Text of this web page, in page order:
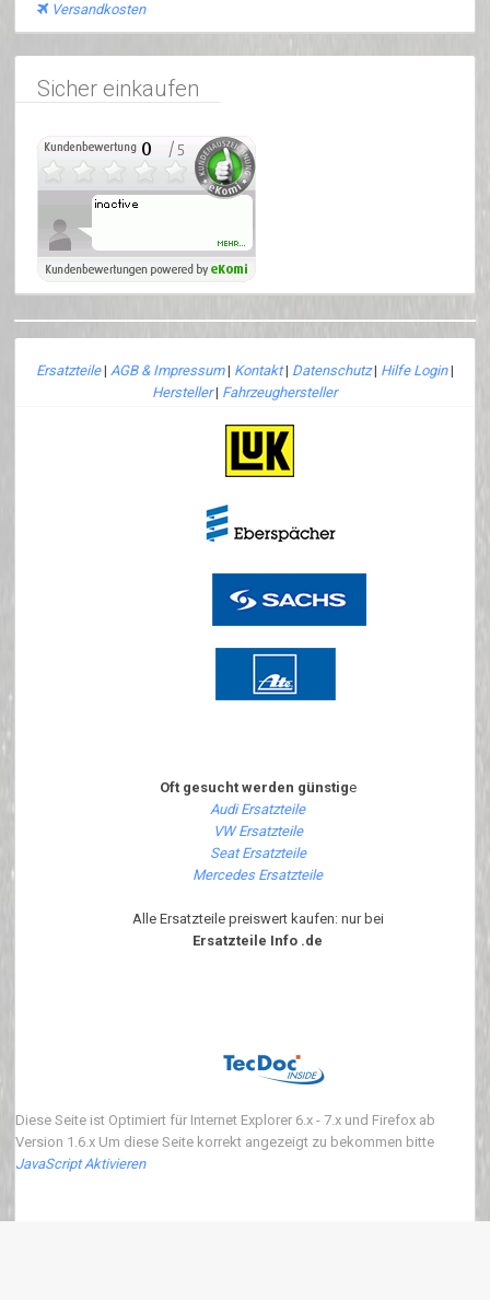
Versandkosten
Sicher einkaufen
Ersatzteile| AGB & Impressum| Kontakt| Datenschutz| Hilfe Login|
Hersteller| Fahrzeughersteller
Oft gesucht werden günstige
Audi Ersatzteile
VW Ersatzteile
Seat Ersatzteile
Mercedes Ersatzteile
Alle Ersatzteile preiswert kaufen: nur bei
Ersatzteile Info .de
Diese Seite ist Optimiert für Internet Explorer 6.x - 7.x und Firefox ab
Version 1.6.x Um diese Seite korrekt angezeigt zu bekommen bitte
JavaScript Aktivieren